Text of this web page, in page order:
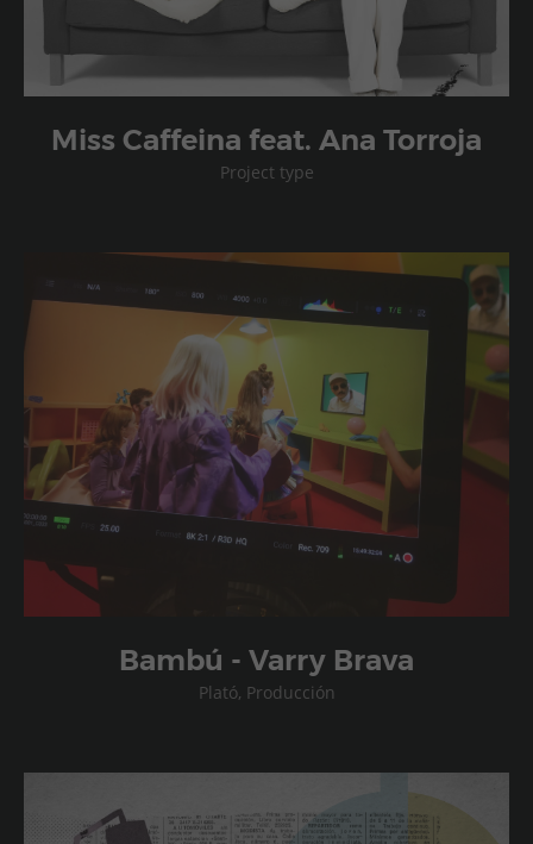
Miss Caffeina feat. Ana Torroja
Project type
Bambú - Varry Brava
Plató, Producción